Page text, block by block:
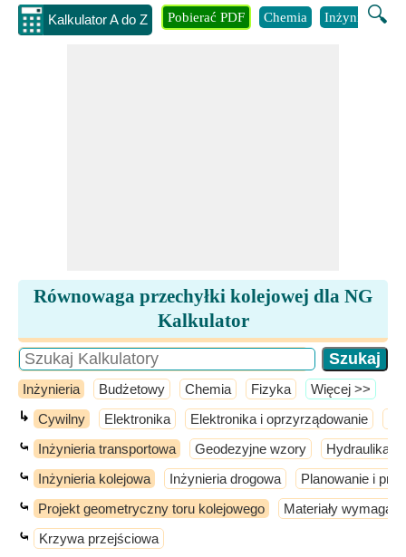
Kalkulator A do Z 🔍
Pobierać PDF Chemia Inżynieria
Równowaga przechyłki kolejowej dla NG
Kalkulator
Inżynieria Budżetowy Chemia Fizyka ​Więcej >>
↳ Cywilny Elektronika Elektronika i oprzyrządowanie
⤿ Inżynieria transportowa Geodezyjne wzory Hydraulika i
⤿ Inżynieria kolejowa Inżynieria drogowa Planowanie i
⤿ Projekt geometryczny toru kolejowego Materiały
⤿ Krzywa przejściowa